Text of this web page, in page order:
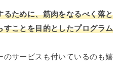
ために、筋肉をなるべく落と
ことを目的としたプログラム
サービスも付いているのも嬉